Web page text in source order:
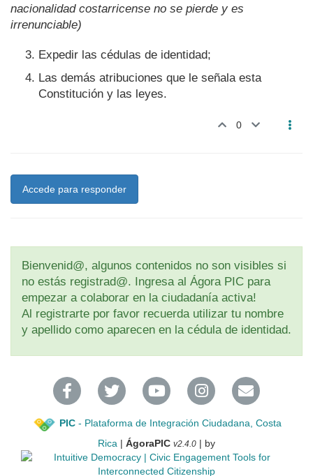
nacionalidad costarricense no se pierde y es
irrenunciable)
Expedir las cédulas de identidad;
Las demás atribuciones que le señala esta
Constitución y las leyes.
0
Accede para responder
Bienvenid@, algunos contenidos no son visibles si
no estás registrad@. Ingresa al Ágora PIC para
empezar a colaborar en la ciudadanía activa!
Al registrarte por favor recuerda utilizar tu nombre
y apellido como aparecen en la cédula de identidad.
PIC- Plataforma de Integración Ciudadana, Costa
Rica | ÁgoraPIC v2.4.0 | by